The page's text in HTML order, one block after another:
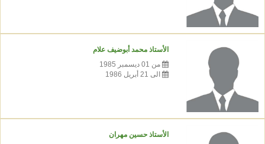
الأستاذ محمد أبوضيف علام
من 01 ديسمبر 1985
الى 21 أبريل 1986
الأستاذ حسين مهران